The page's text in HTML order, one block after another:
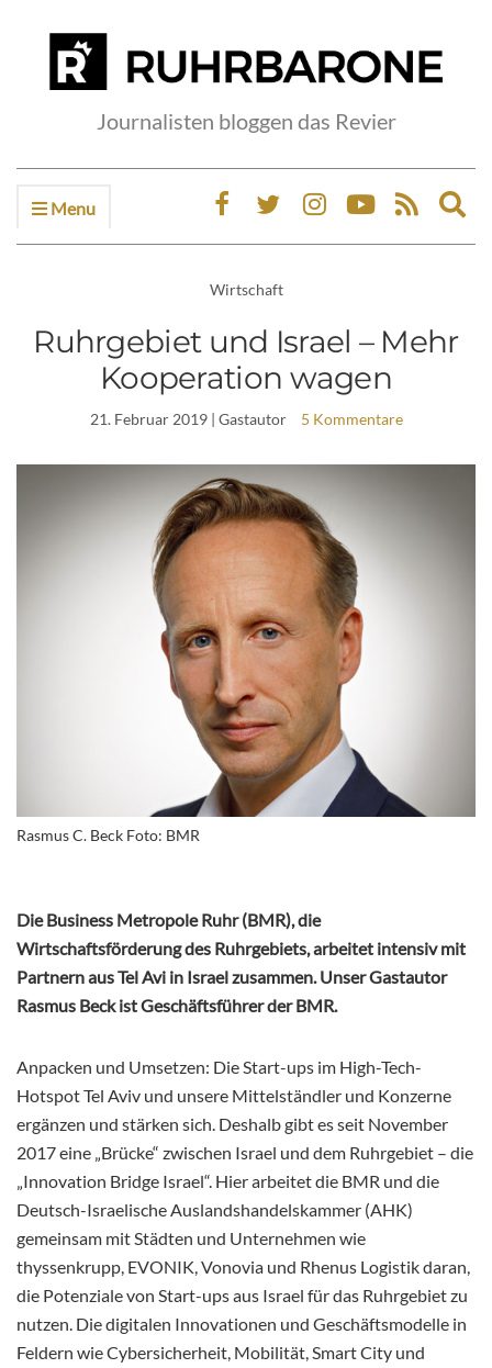
Journalisten bloggen das Revier
Menu
Wirtschaft
Ruhrgebiet und Israel – Mehr
Kooperation wagen
21. Februar 2019| Gastautor 5 Kommentare
Rasmus C. Beck Foto: BMR
Die Business Metropole Ruhr (BMR), die
Wirtschaftsförderung des Ruhrgebiets, arbeitet intensiv mit
Partnern aus Tel Avi in Israel zusammen. Unser Gastautor
Rasmus Beck ist Geschäftsführer der BMR.
Anpacken und Umsetzen: Die Start-ups im High-Tech-
Hotspot Tel Aviv und unsere Mittelständler und Konzerne
ergänzen und stärken sich. Deshalb gibt es seit November
2017 eine „Brücke“ zwischen Israel und dem Ruhrgebiet – die
„Innovation Bridge Israel“. Hier arbeitet die BMR und die
Deutsch-Israelische Auslandshandelskammer (AHK)
gemeinsam mit Städten und Unternehmen wie
thyssenkrupp, EVONIK, Vonovia und Rhenus Logistik daran,
die Potenziale von Start-ups aus Israel für das Ruhrgebiet zu
nutzen. Die digitalen Innovationen und Geschäftsmodelle in
Feldern wie Cybersicherheit, Mobilität, Smart City und